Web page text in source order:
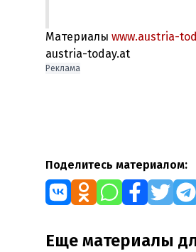
Материалы www.austria-
austria-today.at
Реклама
Поделитесь материалом:
Еще материалы